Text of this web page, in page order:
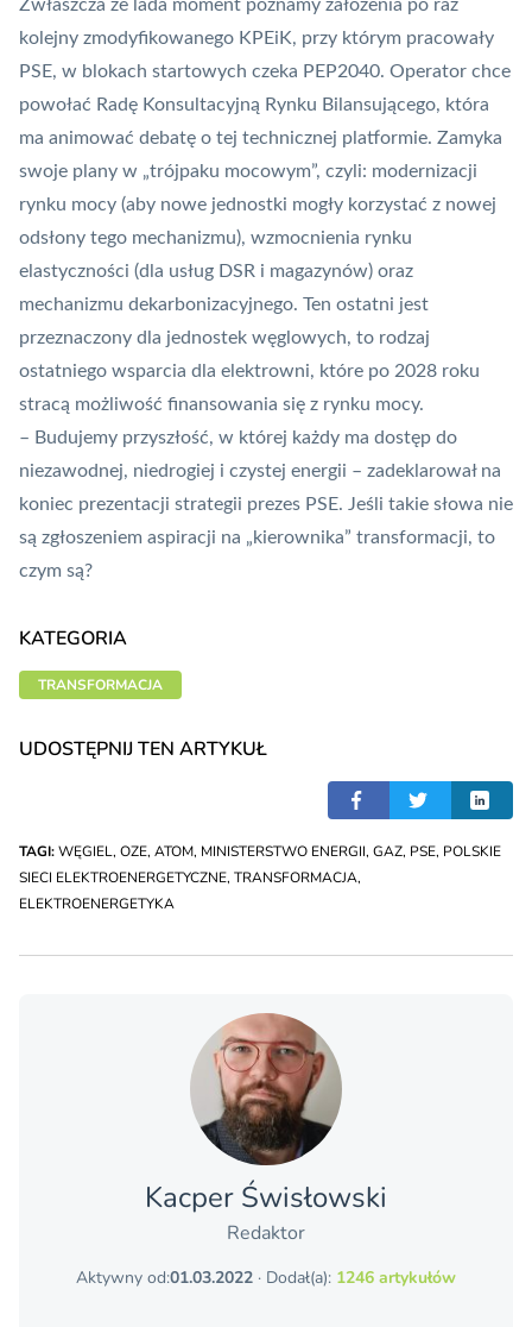
Zwłaszcza że lada moment poznamy założenia po raz
kolejny zmodyfikowanego KPEiK, przy którym pracowały
PSE, w blokach startowych czeka PEP2040. Operator chce
powołać Radę Konsultacyjną Rynku Bilansującego, która
ma animować debatę o tej technicznej platformie. Zamyka
swoje plany w „trójpaku mocowym”, czyli: modernizacji
rynku mocy (aby nowe jednostki mogły korzystać z nowej
odsłony tego mechanizmu), wzmocnienia rynku
elastyczności (dla usług DSR i magazynów) oraz
mechanizmu dekarbonizacyjnego. Ten ostatni jest
przeznaczony dla jednostek węglowych, to rodzaj
ostatniego wsparcia dla elektrowni, które po 2028 roku
stracą możliwość finansowania się z rynku mocy.
– Budujemy przyszłość, w której każdy ma dostęp do
niezawodnej, niedrogiej i czystej energii – zadeklarował na
koniec prezentacji strategii prezes PSE. Jeśli takie słowa nie
są zgłoszeniem aspiracji na „kierownika” transformacji, to
czym są?
KATEGORIA
TRANSFORMACJA
UDOSTĘPNIJ TEN ARTYKUŁ
TAGI:WĘGIEL, OZE, ATOM, MINISTERSTWO ENERGII, GAZ, PSE, POLSKIE
SIECI ELEKTROENERGETYCZNE, TRANSFORMACJA,
ELEKTROENERGETYKA
Kacper Świsło­wski
Redaktor
Aktywny od:01.03.2022 · Dodał(a): 1246 artykułów